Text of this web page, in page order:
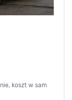
koszt w sam